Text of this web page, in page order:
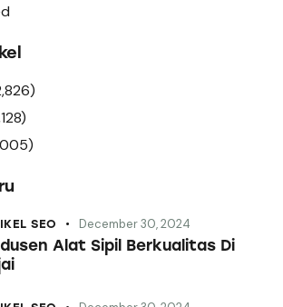
SEO December 30, 2024
Alat Sipil Berkualitas Di